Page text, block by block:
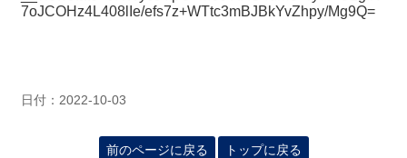
本
7oJCOHz4L408lIe/efs7z+WTtc3mBJBkYvZhpy/Mg9Q=
日付：2022-10-03
前のページに戻る トップに戻る